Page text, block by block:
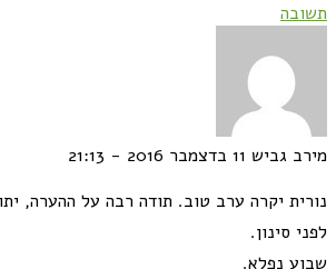
תשובה
מירב גביש 11 בדצמבר 2016 - 21:13
נורית יקרה ערב טוב. תודה רבה על ההערה,
לפני סינון.
שבוע נפלא.